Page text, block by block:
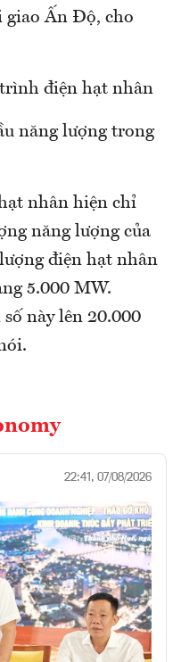
giao Ấn Độ, cho
điện hạt nhân
năng lượng trong
nhân hiện chỉ
năng lượng của
điện hạt nhân
5.000 MW.
này lên 20.000
22:41, 07/08/2026